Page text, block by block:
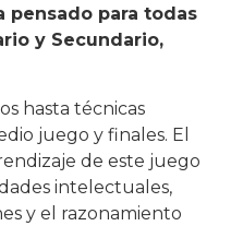
pensado para todas
y Secundario,
hasta técnicas
juego y finales. El
de este juego
intelectuales,
y el razonamiento